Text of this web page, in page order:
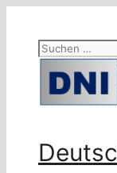
springenSuchen